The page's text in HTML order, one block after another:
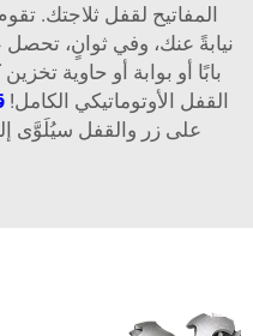
المفاتيح لقفل ثلاجتك.
نيابةً عنك، وفي ثوانٍ،
بابًا أو بوابة أو حاوية
القفل الأوتوماتيكي الكامل!
على زر والقفل سيُلَوَّى